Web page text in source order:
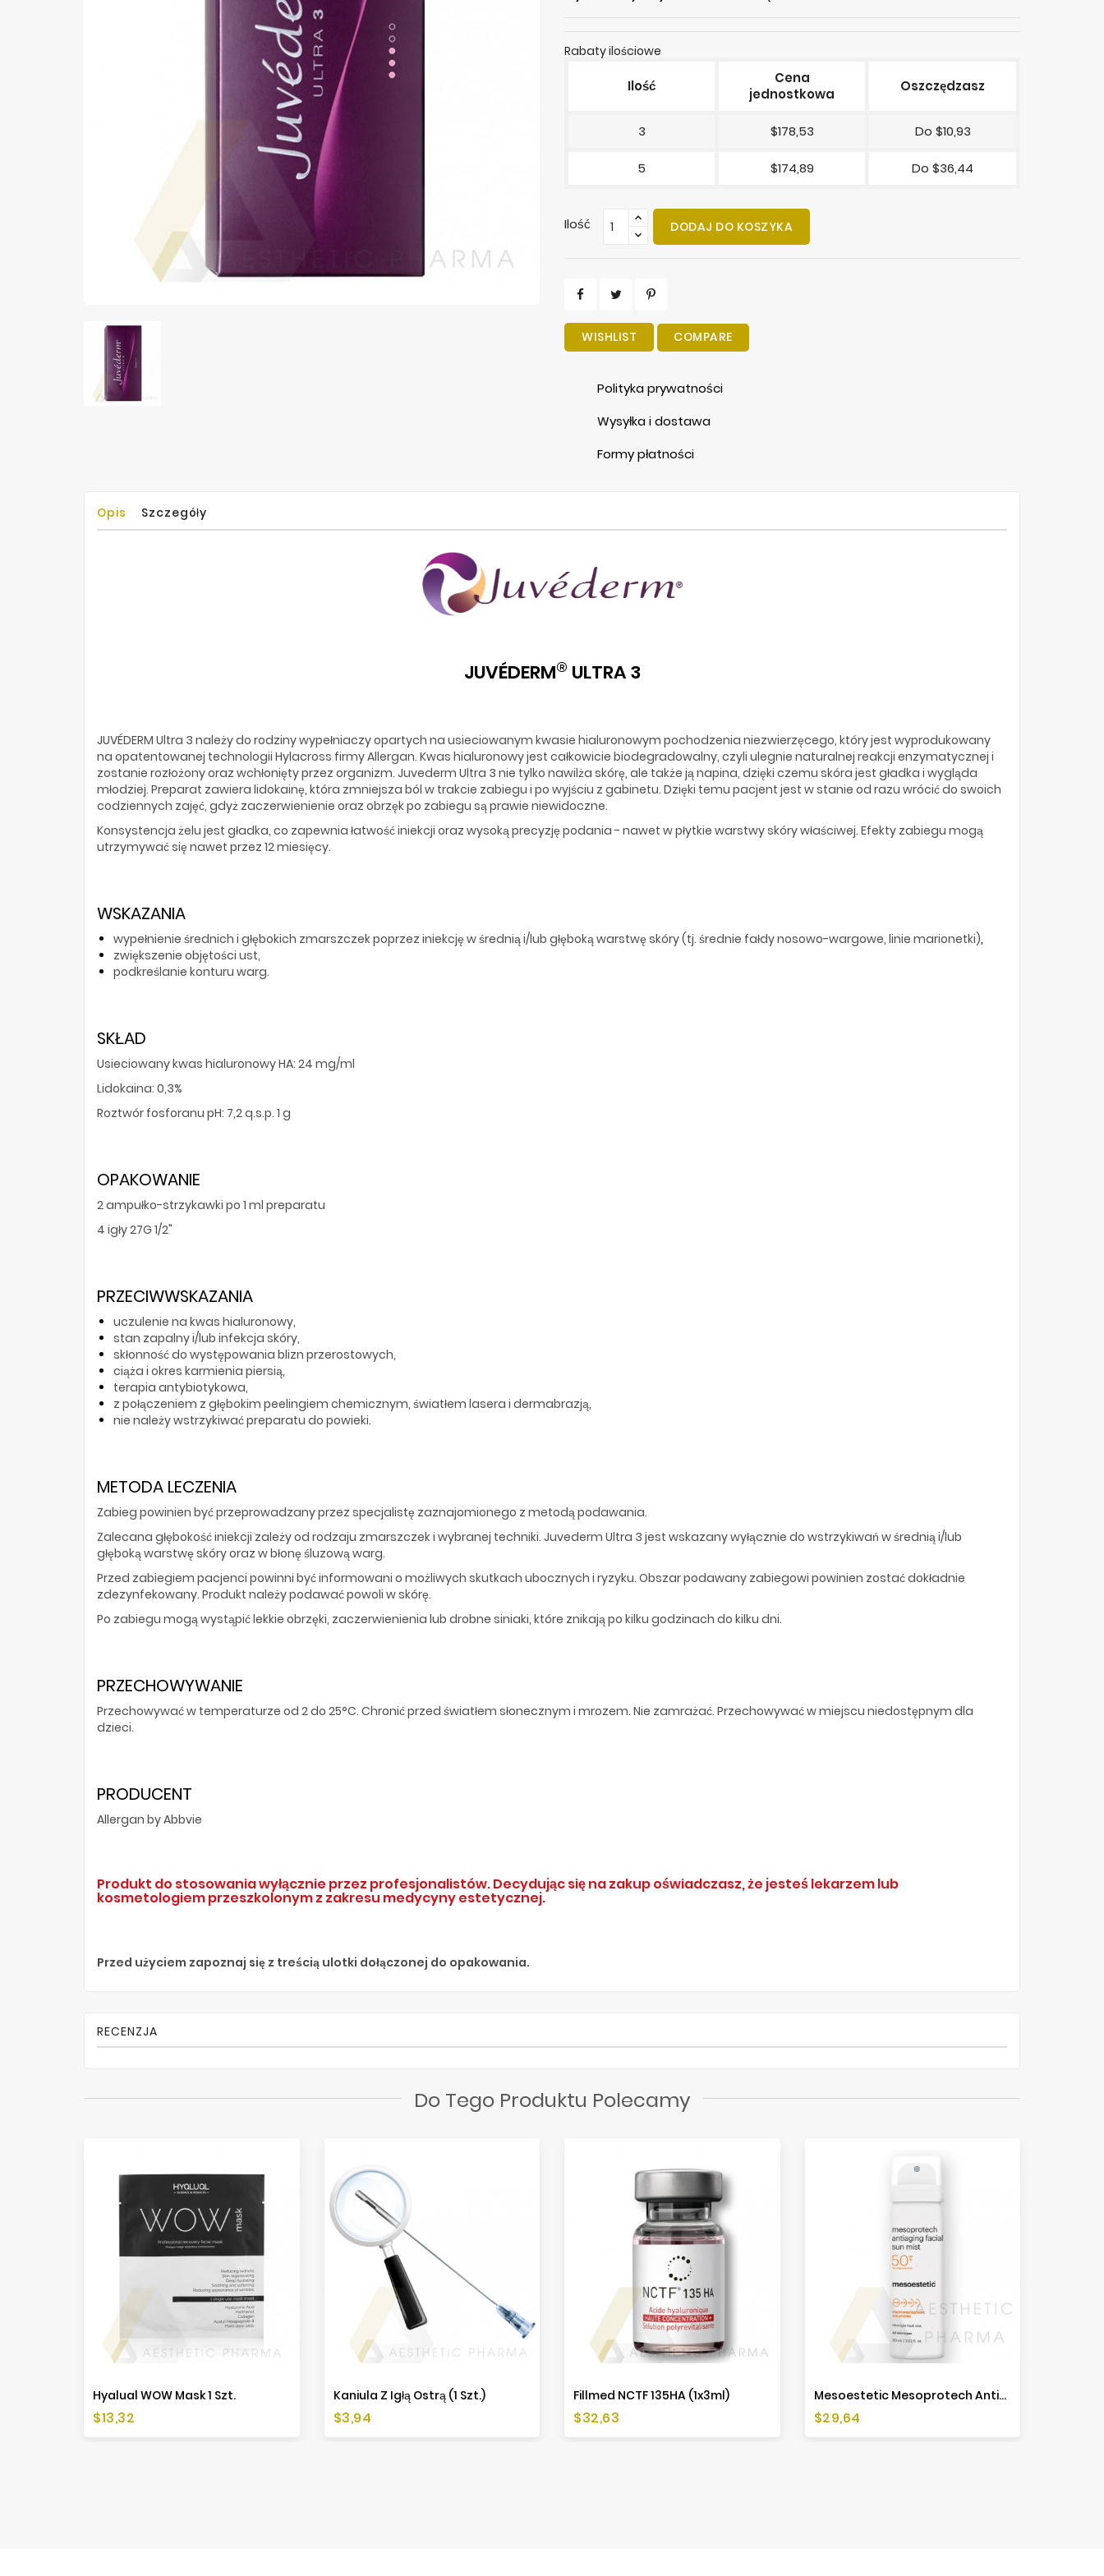
Rabaty ilościowe
Ilość
Cena
jednostkowa
Oszczędzasz
3 $178,53 Do $10,93
5 $174,89 Do $36,44
Ilość DODAJ DO KOSZYKA
WISHLIST COMPARE
Polityka prywatności
Wysyłka i dostawa
Formy płatności
Opis Szczegóły
JUVÉDERM® ULTRA 3
JUVÉDERM Ultra 3 należy do rodziny wypełniaczy opartych na usieciowanym kwasie hialuronowym pochodzenia niezwierzęcego, który jest wyprodukowany
na opatentowanej technologii Hylacross firmy Allergan. Kwas hialuronowy jest całkowicie biodegradowalny, czyli ulegnie naturalnej reakcji enzymatycznej i
zostanie rozłożony oraz wchłonięty przez organizm. Juvederm Ultra 3 nie tylko nawilża skórę, ale także ją napina, dzięki czemu skóra jest gładka i wygląda
młodziej. Preparat zawiera lidokainę, która zmniejsza ból w trakcie zabiegu i po wyjściu z gabinetu. Dzięki temu pacjent jest w stanie od razu wrócić do swoich
codziennych zajęć, gdyż zaczerwienienie oraz obrzęk po zabiegu są prawie niewidoczne.
Konsystencja żelu jest gładka, co zapewnia łatwość iniekcji oraz wysoką precyzję podania - nawet w płytkie warstwy skóry właściwej. Efekty zabiegu mogą
utrzymywać się nawet przez 12 miesięcy.
WSKAZANIA
wypełnienie średnich i głębokich zmarszczekpoprzez iniekcję w średnią i/lub głęboką warstwę skóry (tj. średnie fałdy nosowo-wargowe, linie marionetki),
zwiększenie objętości ust,
podkreślanie konturu warg.
SKŁAD
Usieciowany kwas hialuronowy HA: 24 mg/ml
Lidokaina: 0,3%
Roztwór fosforanu pH: 7,2 q.s.p. 1 g
OPAKOWANIE
2 ampułko-strzykawki po 1 ml preparatu
4 igły 27G 1/2"
PRZECIWWSKAZANIA
uczulenie na kwas hialuronowy,
stan zapalny i/lub infekcja skóry,
skłonność do występowania blizn przerostowych,
ciąża i okres karmienia piersią,
terapia antybiotykowa,
z połączeniem z głębokim peelingiem chemicznym, światłem lasera i dermabrazją,
nie należy wstrzykiwać preparatu do powieki.
METODA LECZENIA
Zabieg powinien być przeprowadzany przez specjalistę zaznajomionego z metodą podawania.
Zalecana głębokość iniekcji zależy od rodzaju zmarszczek i wybranej techniki. Juvederm Ultra 3 jest wskazany wyłącznie do wstrzykiwań w średnią i/lub
głęboką warstwę skóry oraz w błonę śluzową warg.
Przed zabiegiem pacjenci powinni być informowani o możliwych skutkach ubocznych i ryzyku. Obszar podawany zabiegowi powinien zostać dokładnie
zdezynfekowany. Produkt należy podawać powoli w skórę.
Po zabiegu mogą wystąpić lekkie obrzęki, zaczerwienienia lub drobne siniaki, które znikają po kilku godzinach do kilku dni.
PRZECHOWYWANIE
Przechowywać w temperaturze od 2 do 25°C. Chronić przed światłem słonecznym i mrozem. Nie zamrażać. Przechowywać w miejscu niedostępnym dla
dzieci.
PRODUCENT
Allergan by Abbvie
Produkt do stosowania wyłącznie przez profesjonalistów. Decydując się na zakup oświadczasz, że jesteś lekarzem lub
kosmetologiem przeszkolonym z zakresu medycyny estetycznej.
Przed użyciem zapoznaj się z treścią ulotki dołączonej do opakowania.
RECENZJA
Do Tego Produktu Polecamy
Hyalual WOW Mask 1 Szt.
Cena
$13,32
Kaniula Z Igłą Ostrą (1 Szt.)
Cena
$3,94
Fillmed NCTF 135HA (1x3ml)
Cena
$32,63
Mesoestetic Mesoprotech Antiaging Facial Sun Mist SPF 50+ - 60ml
Cena
$29,64